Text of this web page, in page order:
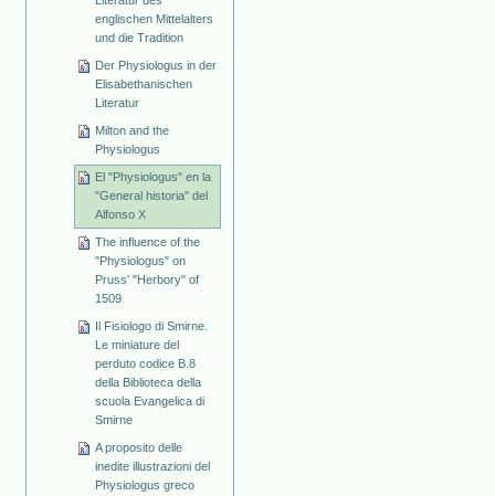
englischen Mittelalters
und die Tradition
Der Physiologus in der
Elisabethanischen
Literatur
Milton and the
Physiologus
El "Physiologus" en la
"General historia" del
Alfonso X
The influence of the
"Physiologus" on
Pruss' "Herbory" of
1509
Il Fisiologo di Smirne.
Le miniature del
perduto codice B.8
della Biblioteca della
scuola Evangelica di
Smirne
A proposito delle
inedite illustrazioni del
Physiologus greco